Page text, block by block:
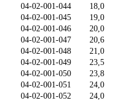
04-02-001-044
18,0
04-02-001-045
19,0
04-02-001-046
20,0
04-02-001-047
20,6
04-02-001-048
21,0
04-02-001-049
23,5
04-02-001-050
23,8
04-02-001-051
24,0
04-02-001-052
24,0